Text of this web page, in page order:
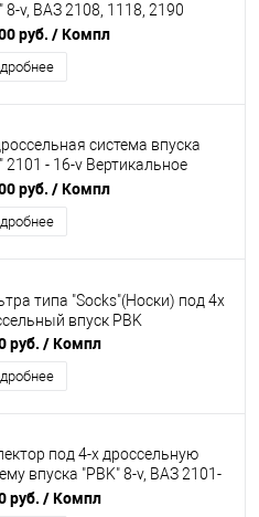
8-v, ВАЗ 2108, 1118, 2190
расположение
руб. / Компл
система впуска
2101 - 16-v Вертикальное
руб. / Компл
типа "Socks"(Носки) под 4х
впуск PBK
руб. / Компл
под 4-х дроссельную
впуска "PBK" 8-v, ВАЗ 2101-
Silver Top
руб. / Компл